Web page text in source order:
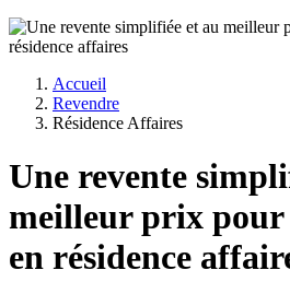
Accueil
Revendre
Résidence Affaires
Une revente
meilleur prix pour
en résidence